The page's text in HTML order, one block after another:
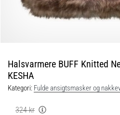
forebyggelse
iliotibialbåndsyndrom
(ITBS),
er
meget
Halsvarmere BUFF Knitted
KESHA
Kategori: Fulde ansigtsmasker og
324 kr